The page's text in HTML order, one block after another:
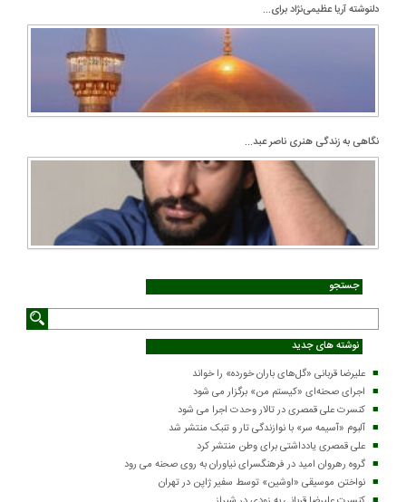
دلنوشته آریا عظیمی‌نژاد برای...
نگاهی به زندگی هنری ناصر عبد...
جستجو
نوشته های جدید
علیرضا قربانی «گل‌های باران خورده» را خواند
اجرای صحنه‌ای «کیستم من» برگزار می شود
کنسرت علی قمصری در تالار وحدت اجرا می شود
آلبوم «آسیمه سر» با نوازندگی تار و تنبک منتشر شد
علی قمصری یادداشتی برای وطن منتشر کرد
گروه رهروان امید در فرهنگسرای نیاوران به روی صحنه می رود
نواختن موسیقی «اوشین» توسط سفیر ژاپن در تهران